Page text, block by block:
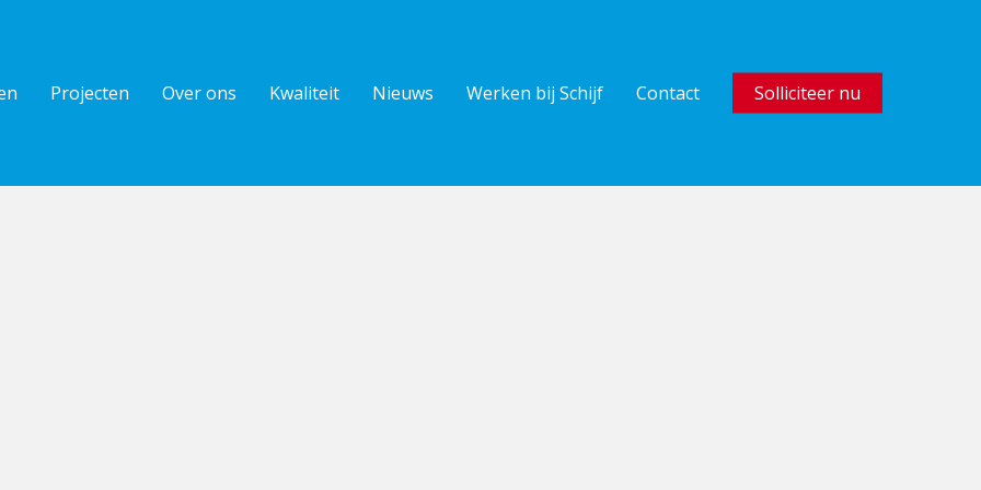
Projecten Over ons Kwaliteit Nieuws Werken bij Schijf Contact Solliciteer nu